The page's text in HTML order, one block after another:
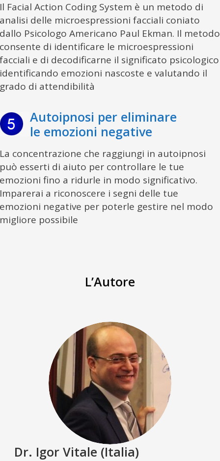
Il Facial Action Coding System è un metodo di
analisi delle microespressioni facciali coniato
dallo Psicologo Americano Paul Ekman. Il metodo
consente di identificare le microespressioni
facciali e di decodificarne il significato psicologico
identificando emozioni nascoste e valutando il
grado di attendibilità
Autoipnosi per eliminare
le emozioni negative
La concentrazione che raggiungi in autoipnosi
può esserti di aiuto per controllare le tue
emozioni fino a ridurle in modo significativo.
Imparerai a riconoscere i segni delle tue
emozioni negative per poterle gestire nel modo
migliore possibile
L’Autore
Dr. Igor Vitale (Italia)